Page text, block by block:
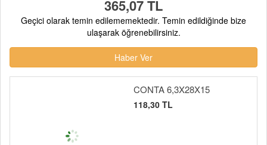
365,07 TL
Geçici olarak temin edilememektedir. Temin edildiğinde bize
ulaşarak öğrenebilirsiniz.
Haber Ver
CONTA 6,3X28X15
118,30 TL